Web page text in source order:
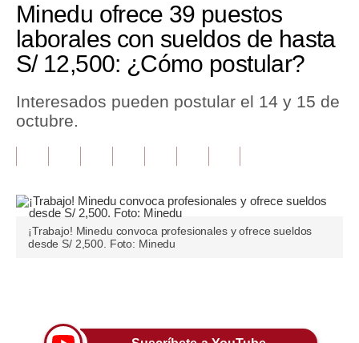
Economía
Mercados
Política
Inmobiliarias
Plus G
Minedu ofrece 39 puestos
laborales con sueldos de hasta
S/ 12,500: ¿Cómo postular?
Interesados pueden postular el 14 y 15 de
octubre.
¡Trabajo! Minedu convoca profesionales y ofrece sueldos
desde S/ 2,500. Foto: Minedu